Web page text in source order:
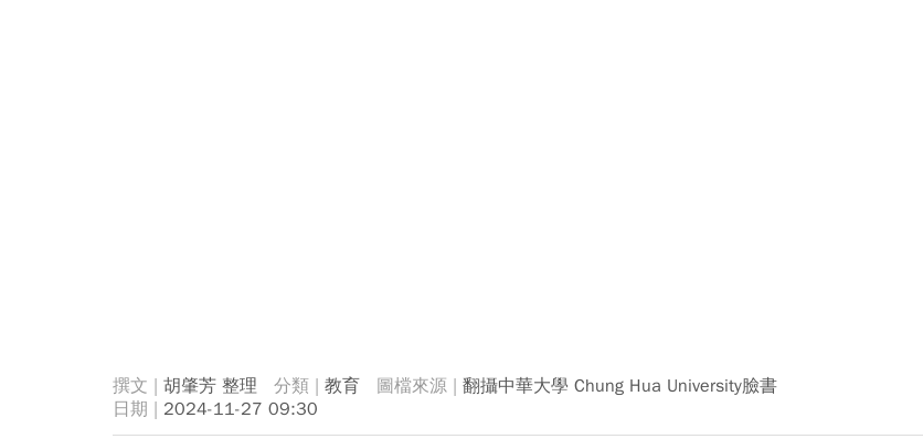
胡肇芳 整理 教育
翻攝中華大學 Chung Hua University臉書
2024-11-27 09:30